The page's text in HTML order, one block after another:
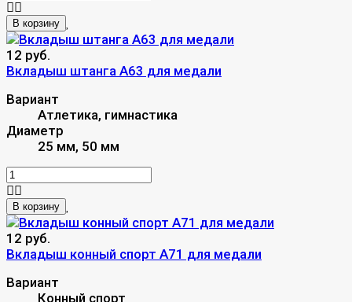
В корзину
12 руб.
Вкладыш штанга A63 для медали
Вариант
Атлетика, гимнастика
Диаметр
25 мм, 50 мм
В корзину
12 руб.
Вкладыш конный спорт A71 для медали
Вариант
Конный спорт